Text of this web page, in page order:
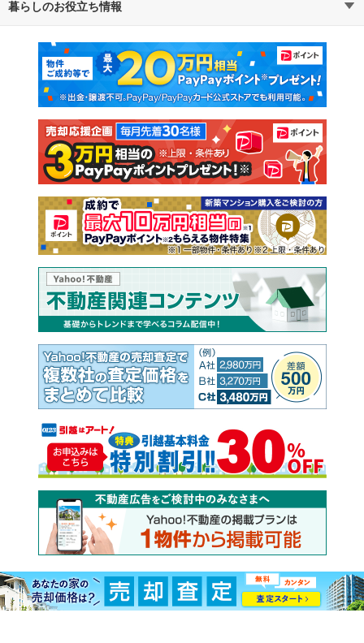
不動産・住宅
新築マンション 中古マンション
新築一戸建て 中古一戸建て
注文住宅 土地
売却査定
暮らしのお役立ち情報
マンションカタログ 教えて！住まいの先生